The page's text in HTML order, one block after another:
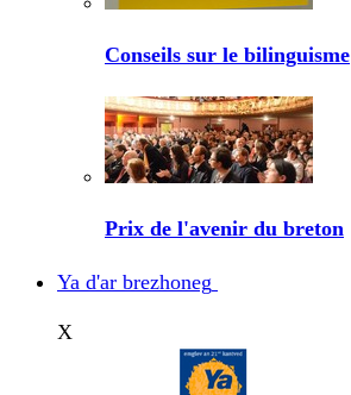
Conseils sur le bilinguisme
Prix de l'avenir du breton
Ya d'ar brezhoneg
X